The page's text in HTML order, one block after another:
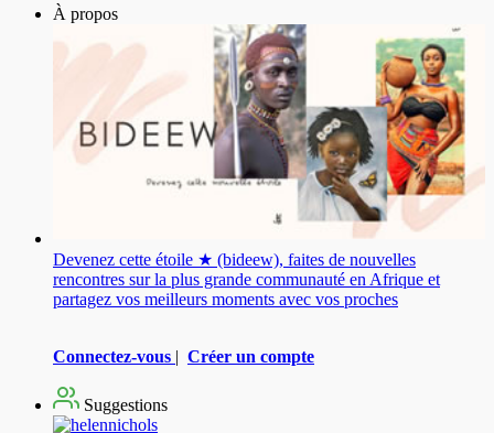
À propos
Devenez cette étoile ★ (bideew), faites de nouvelles
rencontres sur la plus grande communauté en Afrique et
partagez vos meilleurs moments avec vos proches
Connectez-vous | Créer un compte
Suggestions